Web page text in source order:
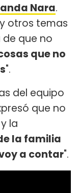
Nara.
otros temas
que no
que no
".
del equipo
que no
la
la familia
a contar".